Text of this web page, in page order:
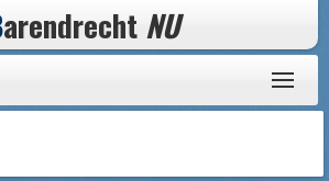
arendrecht NU